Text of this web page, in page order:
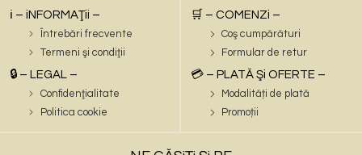
ℹ️ – iNFORMAŢii –
Întrebări frecvente
Termeni şi condiţii
🔒 – LEGAL –
Confidenţialitate
Politica cookie
🛒 – COMENZi –
Coş cumpărături
Formular de retur
💳 – PLATĂ Şi OFERTE –
Modalități de plată
Promoții